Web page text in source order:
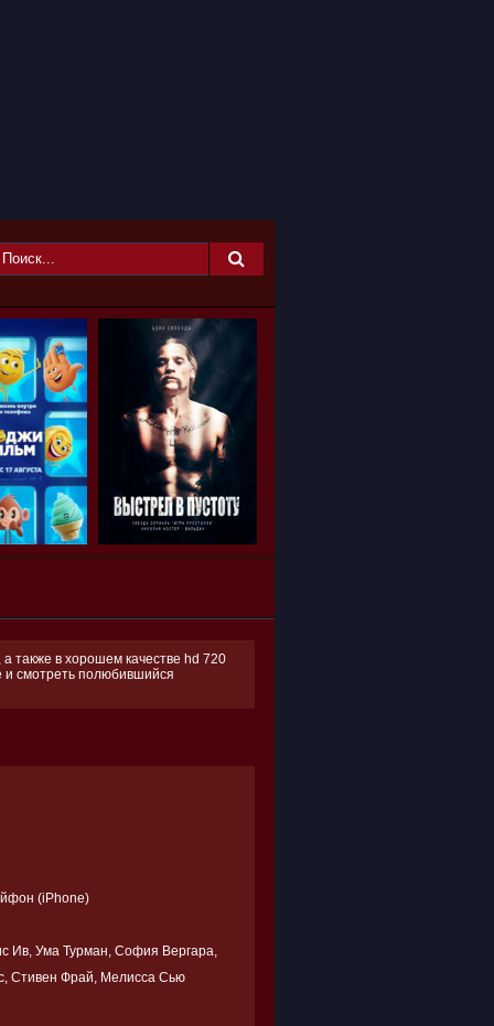
также в хорошем качестве hd 720
и смотреть полюбившийся
(iPhone)
Ив, Ума Турман, София Вергара,
Стивен Фрай, Мелисса Сью